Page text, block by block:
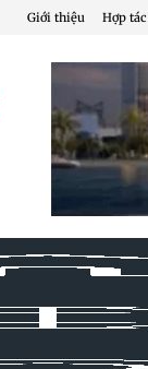
Giới thiệu Hợp